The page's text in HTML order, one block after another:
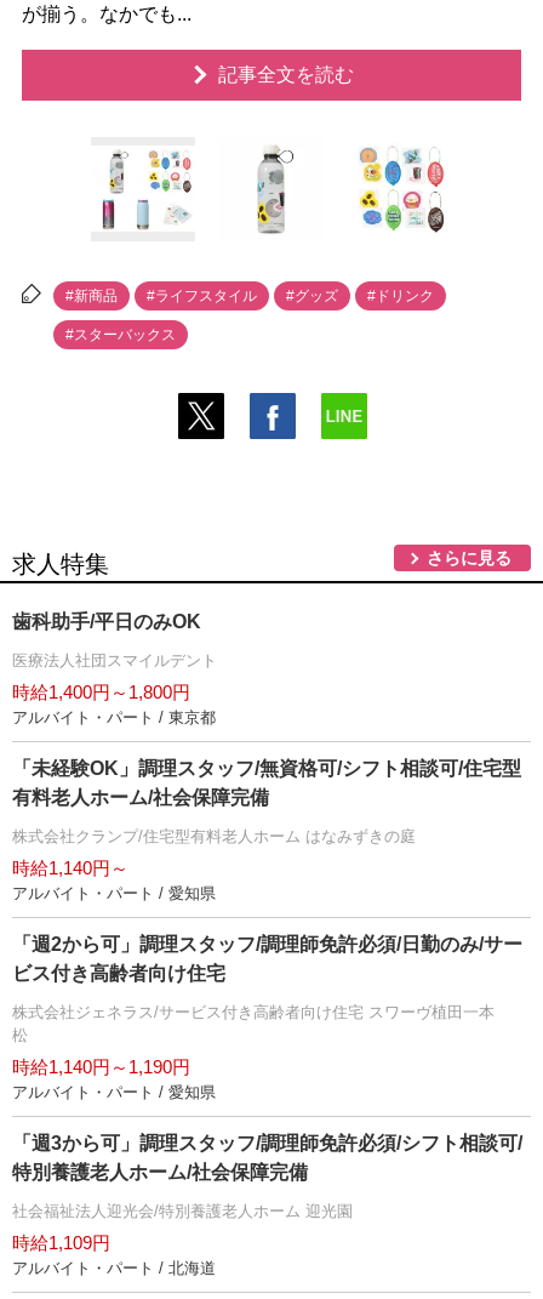
が揃う。なかでも...
記事全文を読む
#新商品 #ライフスタイル #グッズ #ドリンク
#スターバックス
求人特集 さらに見る
歯科助手/平日のみOK
医療法人社団スマイルデント
時給1,400円～1,800円
アルバイト・パート / 東京都
「未経験OK」調理スタッフ/無資格可/シフト相談可/住宅型
有料老人ホーム/社会保障完備
株式会社クランプ/住宅型有料老人ホーム はなみずきの庭
時給1,140円～
アルバイト・パート / 愛知県
「週2から可」調理スタッフ/調理師免許必須/日勤のみ/サー
ビス付き高齢者向け住宅
株式会社ジェネラス/サービス付き高齢者向け住宅 スワーヴ植田一本
松
時給1,140円～1,190円
アルバイト・パート / 愛知県
「週3から可」調理スタッフ/調理師免許必須/シフト相談可/
特別養護老人ホーム/社会保障完備
社会福祉法人迎光会/特別養護老人ホーム 迎光園
時給1,109円
アルバイト・パート / 北海道